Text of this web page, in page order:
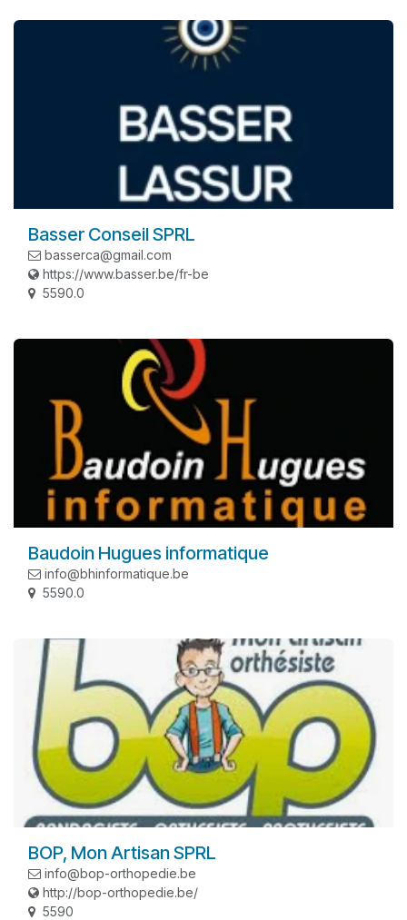
Basser Conseil SPRL
basserca@gmail.com
https://www.basser.be/fr-be
5590.0
Baudoin Hugues informatique
info@bhinformatique.be
5590.0
BOP, Mon Artisan SPRL
info@bop-orthopedie.be
http://bop-orthopedie.be/
5590